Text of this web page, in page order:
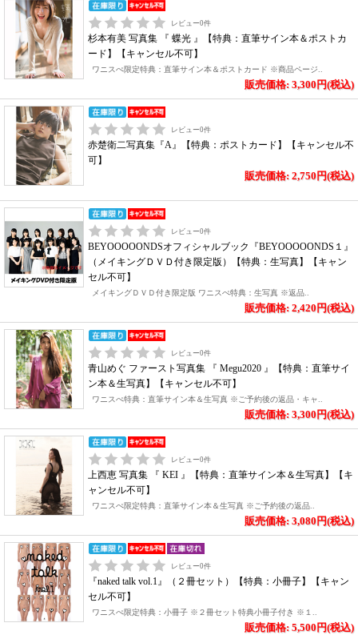
レビュー0件
杉本有美 写真集 『 蝶光 』【特典：直筆サイン本＆ポストカ
ード】【キャンセル不可】
ワニスぺ限定特典：直筆サイン本＆ポストカード ※商品ページ..
販売価格: 3,300円(税込)
レビュー0件
赤楚衛二写真集『A』【特典：ポストカード】【キャンセル不
可】
販売価格: 2,750円(税込)
レビュー0件
BEYOOOOONDSオフィシャルブック『BEYOOOOONDS１』
（メイキングＤＶＤ付き限定版）【特典：生写真】【キャン
セル不可】
メイキングＤＶＤ付き限定版 ワニスぺ特典：生写真 ※返品..
販売価格: 2,420円(税込)
レビュー0件
青山めぐ ファースト写真集 『 Megu2020 』【特典：直筆サイ
ン本＆生写真】【キャンセル不可】
ワニスぺ特典：直筆サイン本＆生写真 ※ご予約後の返品・キャ..
販売価格: 3,300円(税込)
レビュー0件
上西恵 写真集 『 KEI 』【特典：直筆サイン本＆生写真】【キ
ャンセル不可】
ワニスぺ限定特典：直筆サイン本＆生写真 ※ご予約後の返品..
販売価格: 3,080円(税込)
レビュー0件
『naked talk vol.1』（２冊セット）【特典：小冊子】【キャン
セル不可】
ワニスぺ限定特典：小冊子 ※２冊セット特典小冊子付き ※１..
販売価格: 5,500円(税込)